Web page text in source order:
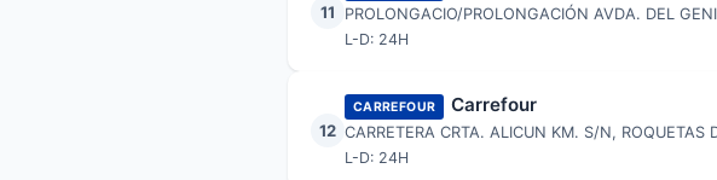
11 PROLONGACIO/PROLONGACIÓN AVDA. DEL
L-D: 24H
12
CARREFOUR Carrefour
CARRETERA CRTA. ALICUN KM. S/N, ROQUETAS
L-D: 24H